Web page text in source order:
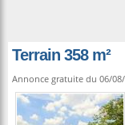
Terrain 358 m²
Annonce gratuite du 06/08/